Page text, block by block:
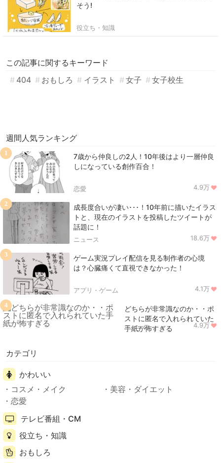
そう!
役立ち・知識
この記事に関するキーワード
404
おもしろ イラスト 女子 女子校生
週間人気ランキング
7歳から仲良しの2人！10年後はより一層仲良
しになっている創作百合！
恋愛 4.9万
1
成長度合いが凄い･･･！10年前に描いたイラス
トと、現在のイラストを投稿したツイートが
話題に！
ニュース 18.6万
2
ゲーム実況プレイ配信を見る制作者の心境
は？心臓痛くて直視できなかった！
アプリ・ゲーム 4.1万
3
どちらが非常識なのか・・ポ
ストに匿名で入れられていた
手紙が怖すぎる
ニュース 4.9万
4
カテゴリ
かわいい
コスメ・メイク
美容・ダイエット
恋愛
テレビ番組・CM
役立ち・知識
おもしろ